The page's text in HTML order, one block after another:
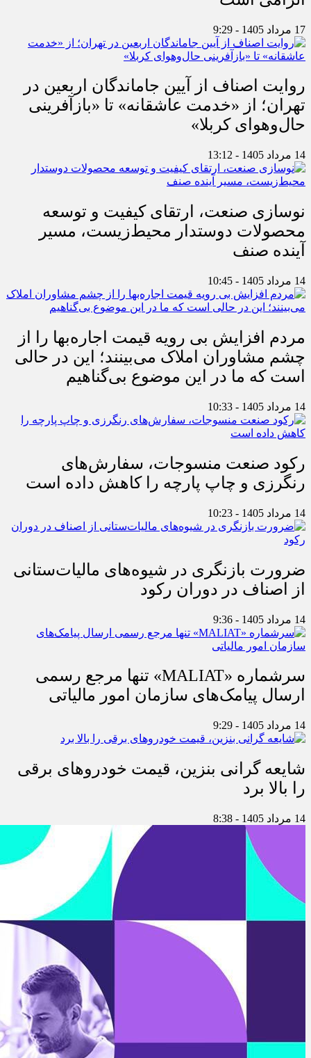
17 مرداد 1405 - 9:29
روایت اصناف از آیین جاماندگان اربعین در
تهران؛ از «خدمت عاشقانه» تا «بازآفرینی
حال‌وهوای کربلا»
14 مرداد 1405 - 13:12
نوسازی صنعت، ارتقای کیفیت و توسعه
محصولات دوستدار محیط‌زیست، مسیر
آینده صنف
14 مرداد 1405 - 10:45
مردم افزایش بی رویه قیمت اجاره‌بها را از
چشم مشاوران املاک می‌بینند؛ این در حالی
است که ما در این موضوع بی‌گناهیم
14 مرداد 1405 - 10:33
رکود صنعت منسوجات، سفارش‌های
رنگرزی و چاپ پارچه را کاهش داده است
14 مرداد 1405 - 10:23
ضرورت بازنگری در شیوه‌های مالیات‌ستانی
از اصناف در دوران رکود
14 مرداد 1405 - 9:36
سرشماره «MALIAT» تنها مرجع رسمی
ارسال پیامک‌های سازمان امور مالیاتی
14 مرداد 1405 - 9:29
شایعه گرانی بنزین، قیمت خودروهای برقی
را بالا برد
14 مرداد 1405 - 8:38